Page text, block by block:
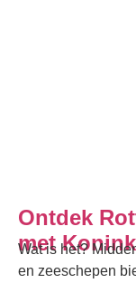
Ontdek
met
Wat is het?
en zeeschepen